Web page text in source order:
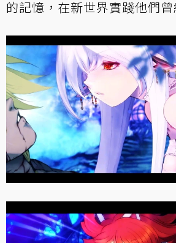
的記憶，在新世界實踐他們曾